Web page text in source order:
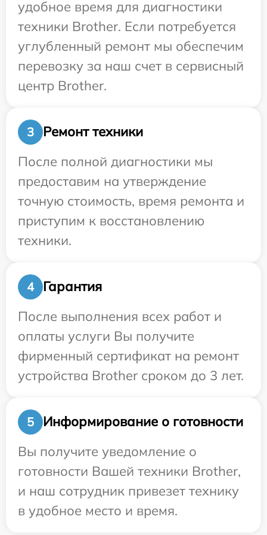
удобное время для диагностики
техники Brother. Если потребуется
углубленный ремонт мы обеспечим
перевозку за наш счет в сервисный
центр Brother.
3
Ремонт техники
После полной диагностики мы
предоставим на утверждение
точную стоимость, время ремонта и
приступим к восстановлению
техники.
4
Гарантия
После выполнения всех работ и
оплаты услуги Вы получите
фирменный сертификат на ремонт
устройства Brother сроком до 3 лет.
5
Информирование о готовности
Вы получите уведомление о
готовности Вашей техники Brother,
и наш сотрудник привезет технику
в удобное место и время.